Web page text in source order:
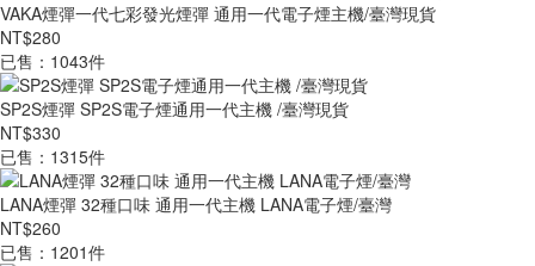
VAKA煙彈一代七彩發光煙彈 通用一代電子煙主機/臺灣現貨
NT$280
已售：1043件
SP2S煙彈 SP2S電子煙通用一代主機 /臺灣現貨
NT$330
已售：1315件
LANA煙彈 32種口味 通用一代主機 LANA電子煙/臺灣
NT$260
已售：1201件